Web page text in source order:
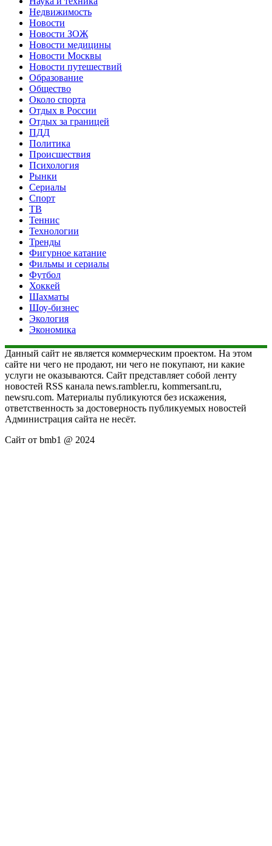
Недвижимость
Новости
Новости ЗОЖ
Новости медицины
Новости Москвы
Новости путешествий
Образование
Общество
Около спорта
Отдых в России
Отдых за границей
ПДД
Политика
Происшествия
Психология
Рынки
Сериалы
Спорт
ТВ
Теннис
Технологии
Тренды
Фигурное катание
Фильмы и сериалы
Футбол
Хоккей
Шахматы
Шоу-бизнес
Экология
Экономика
Данный сайт не является коммерческим проектом. На этом
сайте ни чего не продают, ни чего не покупают, ни какие
услуги не оказываются. Сайт представляет собой ленту
новостей RSS канала news.rambler.ru, kommersant.ru,
newsru.com. Материалы публикуются без искажения,
ответственность за достоверность публикуемых новостей
Администрация сайта не несёт.
Сайт от bmb1 @ 2024